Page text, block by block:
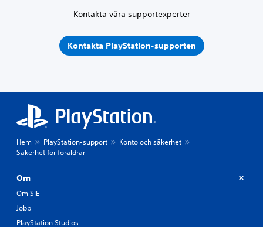
Kontakta våra supportexperter
Kontakta PlayStation-supporten
Hem PlayStation-support
Konto och säkerhet
Säkerhet för föräldrar
Om
Om SIE
Jobb
PlayStation Studios